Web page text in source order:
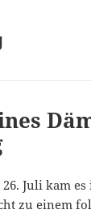
26. Juli kam
zu einem